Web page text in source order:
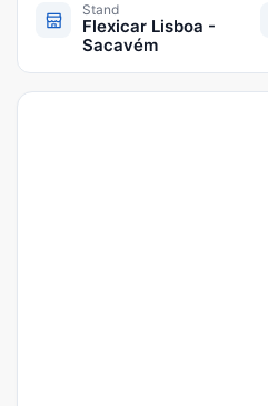
Stand
Flexicar Lisboa -
Sacavém